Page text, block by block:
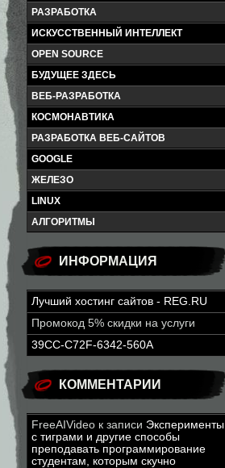
РАЗРАБОТКА
ИСКУССТВЕННЫЙ ИНТЕЛЛЕКТ
OPEN SOURCE
БУДУЩЕЕ ЗДЕСЬ
ВЕБ-РАЗРАБОТКА
КОСМОНАВТИКА
РАЗРАБОТКА ВЕБ-САЙТОВ
GOOGLE
ЖЕЛЕЗО
LINUX
АЛГОРИТМЫ
ИНФОРМАЦИЯ
Лучший хостинг сайтов - REG.RU
Промокод 5% скидки на услуги
39CC-C72F-6342-560A
КОММЕНТАРИИ
FreeAIVideo к записи Эксперименты
с тиграми и другие способы
преподавать программирование
студентам, которым скучно